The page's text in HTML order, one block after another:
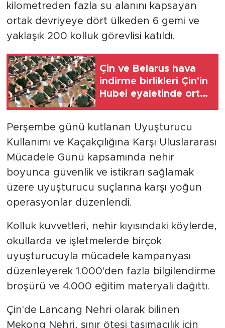
kilometreden fazla su alanını kapsayan
ortak devriyeye dört ülkeden 6 gemi ve
yaklaşık 200 kolluk görevlisi katıldı.
Çin ve Belarus hava
indirme birlikleri Çin'in
Hubei eyaletinde ortak
Perşembe günü kutlanan Uyuşturucu
Kullanımı ve Kaçakçılığına Karşı Uluslararası
Mücadele Günü kapsamında nehir
boyunca güvenlik ve istikrarı sağlamak
üzere uyuşturucu suçlarına karşı yoğun
operasyonlar düzenlendi.
Kolluk kuvvetleri, nehir kıyısındaki köylerde,
okullarda ve işletmelerde birçok
uyuşturucuyla mücadele kampanyası
düzenleyerek 1.000'den fazla bilgilendirme
broşürü ve 4.000 eğitim materyali dağıttı.
Çin'de Lancang Nehri olarak bilinen
Mekong Nehri, sınır ötesi taşımacılık için